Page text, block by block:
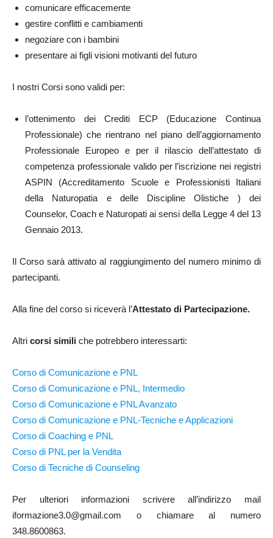
comunicare efficacemente
gestire conflitti e cambiamenti
negoziare con i bambini
presentare ai figli visioni motivanti del futuro
I nostri Corsi sono validi per:
l’ottenimento dei Crediti ECP (Educazione Continua
Professionale) che rientrano nel piano dell’aggiornamento
Professionale Europeo e per il rilascio dell’attestato di
competenza professionale valido per l’iscrizione nei registri
ASPIN (Accreditamento Scuole e Professionisti Italiani
della Naturopatia e delle Discipline Olistiche ) dei
Counselor, Coach e Naturopati ai sensi della Legge 4 del 13
Gennaio 2013.
Il Corso sarà attivato al raggiungimento del numero minimo di
partecipanti.
Alla fine del corso si riceverà l’Attestato di Partecipazione.
Altri corsi simili che potrebbero interessarti:
Corso di Comunicazione e PNL
Corso di Comunicazione e PNL, Intermedio
Corso di Comunicazione e PNL Avanzato
Corso di Comunicazione e PNL-Tecniche e Applicazioni
Corso di Coaching e PNL
Corso di PNL per la Vendita
Corso di Tecniche di Counseling
Per ulteriori informazioni scrivere all’indirizzo mail
iformazione3.0@gmail.com o chiamare al numero
348.8600863.